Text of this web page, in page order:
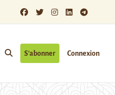
S’abonner Connexion